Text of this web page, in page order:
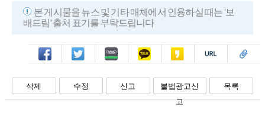
본 게시물을 뉴스 및 기타 매체에서 인용하실 때는 '보
배드림' 출처 표기를 부탁드립니다
페북 트윗 밴드 카톡 카스 복사 스크랩
삭제 수정 신고
불법광고신
고
목록